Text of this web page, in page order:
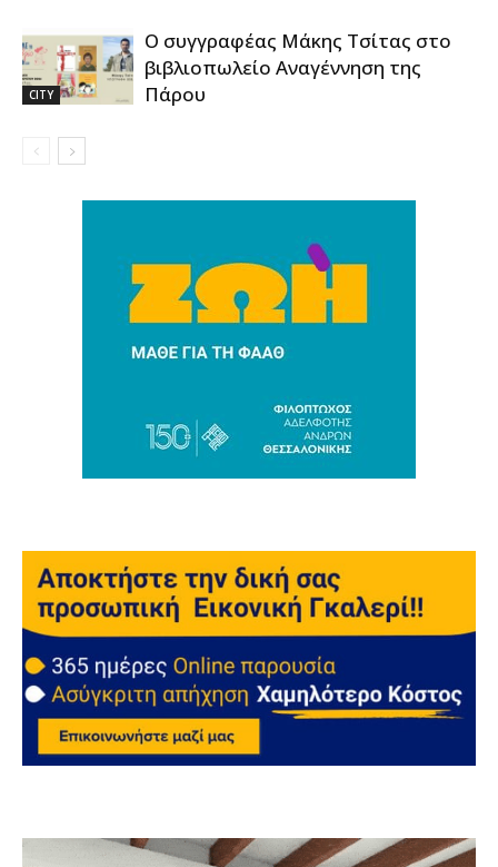
CITY
Ο συγγραφέας Μάκης Τσίτας στο
βιβλιοπωλείο Αναγέννηση της
Πάρου